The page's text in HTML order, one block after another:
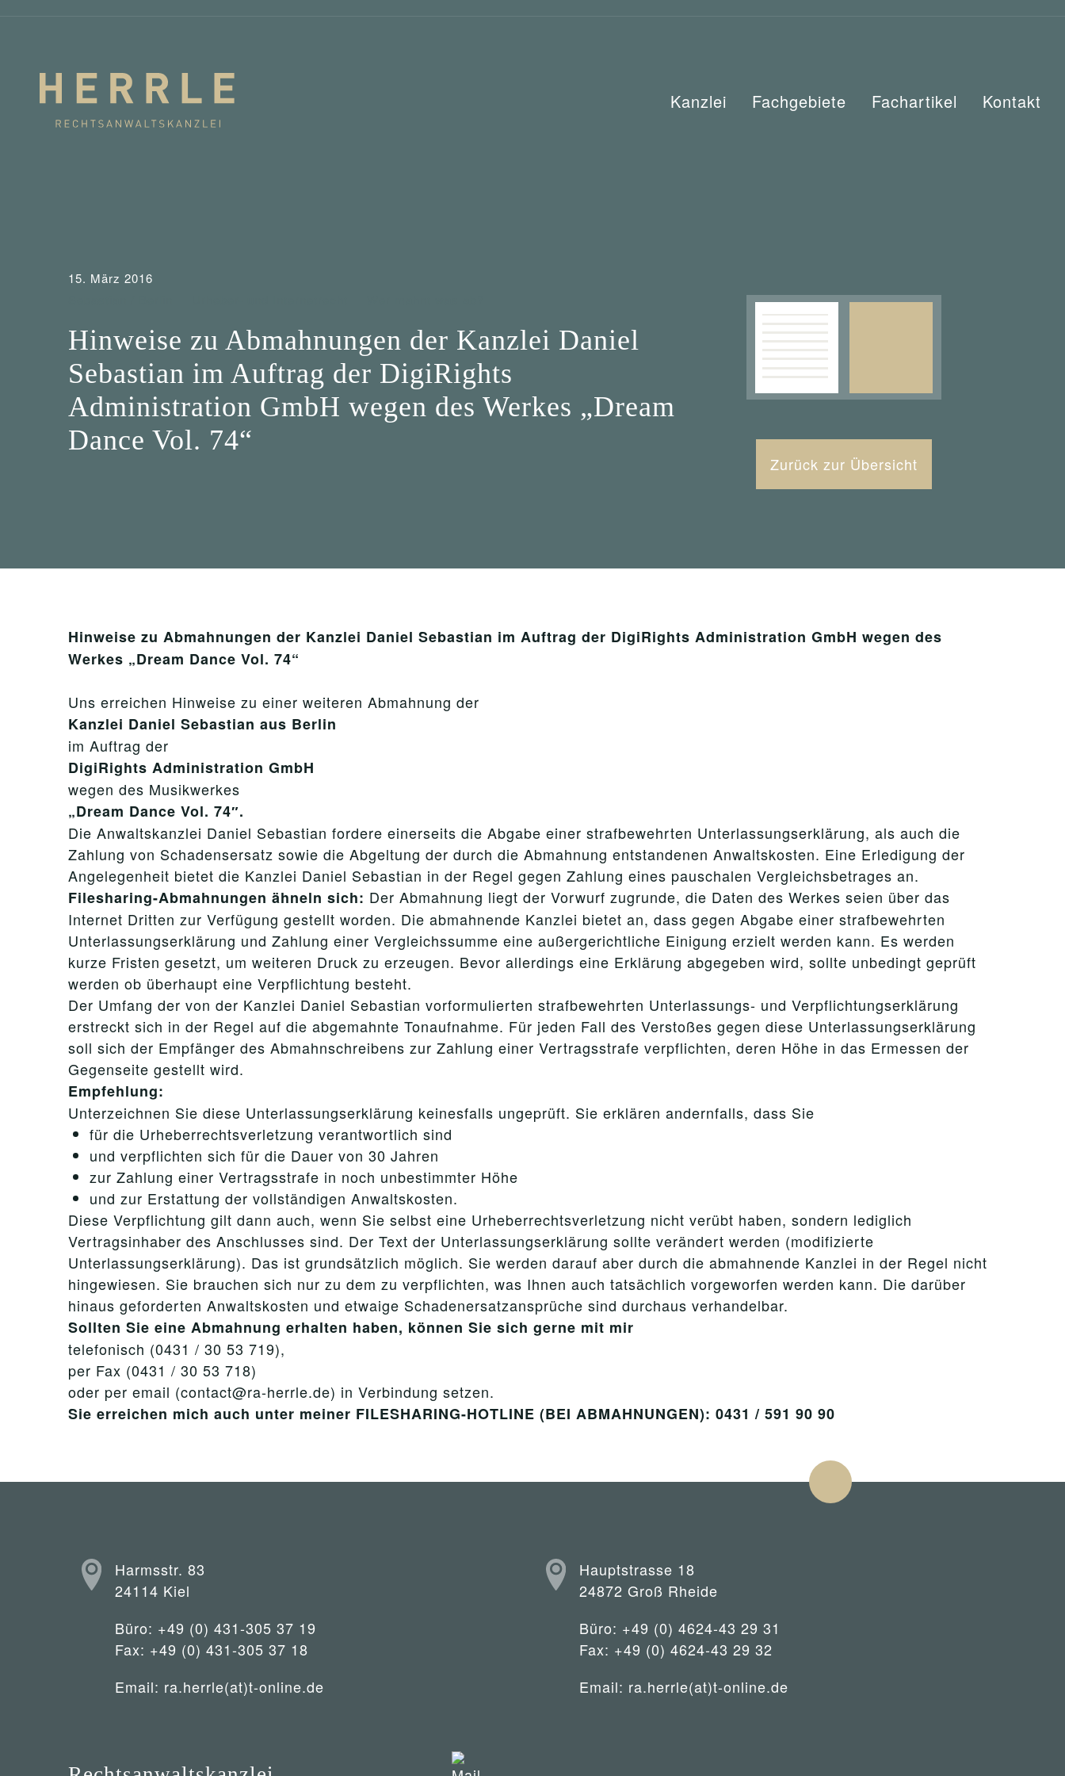
Kanzlei Fachgebiete Fachartikel Kontakt
15. März 2016
Hinweise zu Abmahnungen der Kanzlei Daniel
Sebastian im Auftrag der DigiRights
Administration GmbH wegen des Werkes „Dream
Dance Vol. 74“
Zurück zur Übersicht
Hinweise zu Abmahnungen der Kanzlei Daniel Sebastian im Auftrag der DigiRights Administration GmbH wegen des
Werkes „Dream Dance Vol. 74“
Uns erreichen Hinweise zu einer weiteren Abmahnung der
Kanzlei Daniel Sebastian aus Berlin
im Auftrag der
DigiRights Administration GmbH
wegen des Musikwerkes
„Dream Dance Vol. 74″.
Die Anwaltskanzlei Daniel Sebastian fordere einerseits die Abgabe einer strafbewehrten Unterlassungserklärung, als auch die
Zahlung von Schadensersatz sowie die Abgeltung der durch die Abmahnung entstandenen Anwaltskosten. Eine Erledigung der
Angelegenheit bietet die Kanzlei Daniel Sebastian in der Regel gegen Zahlung eines pauschalen Vergleichsbetrages an.
Filesharing-Abmahnungen ähneln sich: Der Abmahnung liegt der Vorwurf zugrunde, die Daten des Werkes seien über das
Internet Dritten zur Verfügung gestellt worden. Die abmahnende Kanzlei bietet an, dass gegen Abgabe einer strafbewehrten
Unterlassungserklärung und Zahlung einer Vergleichssumme eine außergerichtliche Einigung erzielt werden kann. Es werden
kurze Fristen gesetzt, um weiteren Druck zu erzeugen. Bevor allerdings eine Erklärung abgegeben wird, sollte unbedingt geprüft
werden ob überhaupt eine Verpflichtung besteht.
Der Umfang der von der Kanzlei Daniel Sebastian vorformulierten strafbewehrten Unterlassungs- und Verpflichtungserklärung
erstreckt sich in der Regel auf die abgemahnte Tonaufnahme. Für jeden Fall des Verstoßes gegen diese Unterlassungserklärung
soll sich der Empfänger des Abmahnschreibens zur Zahlung einer Vertragsstrafe verpflichten, deren Höhe in das Ermessen der
Gegenseite gestellt wird.
Empfehlung:
Unterzeichnen Sie diese Unterlassungserklärung keinesfalls ungeprüft. Sie erklären andernfalls, dass Sie
für die Urheberrechtsverletzung verantwortlich sind
und verpflichten sich für die Dauer von 30 Jahren
zur Zahlung einer Vertragsstrafe in noch unbestimmter Höhe
und zur Erstattung der vollständigen Anwaltskosten.
Diese Verpflichtung gilt dann auch, wenn Sie selbst eine Urheberrechtsverletzung nicht verübt haben, sondern lediglich
Vertragsinhaber des Anschlusses sind. Der Text der Unterlassungserklärung sollte verändert werden (modifizierte
Unterlassungserklärung). Das ist grundsätzlich möglich. Sie werden darauf aber durch die abmahnende Kanzlei in der Regel nicht
hingewiesen. Sie brauchen sich nur zu dem zu verpflichten, was Ihnen auch tatsächlich vorgeworfen werden kann. Die darüber
hinaus geforderten Anwaltskosten und etwaige Schadenersatzansprüche sind durchaus verhandelbar.
Sollten Sie eine Abmahnung erhalten haben, können Sie sich gerne mit mir
telefonisch (0431 / 30 53 719),
per Fax (0431 / 30 53 718)
oder per email (contact@ra-herrle.de) in Verbindung setzen.
Sie erreichen mich auch unter meiner FILESHARING-HOTLINE (BEI ABMAHNUNGEN): 0431 / 591 90 90
Harmsstr. 83
24114 Kiel
Büro: +49 (0) 431-305 37 19
Fax: +49 (0) 431-305 37 18
Email: ra.herrle(at)t-online.de
Hauptstrasse 18
24872 Groß Rheide
Büro: +49 (0) 4624-43 29 31
Fax: +49 (0) 4624-43 29 32
Email: ra.herrle(at)t-online.de